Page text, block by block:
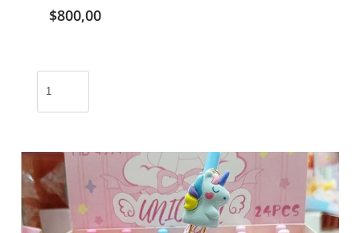
$800,00
anotador
Kawai
/
XQA7-
5504
cantidad